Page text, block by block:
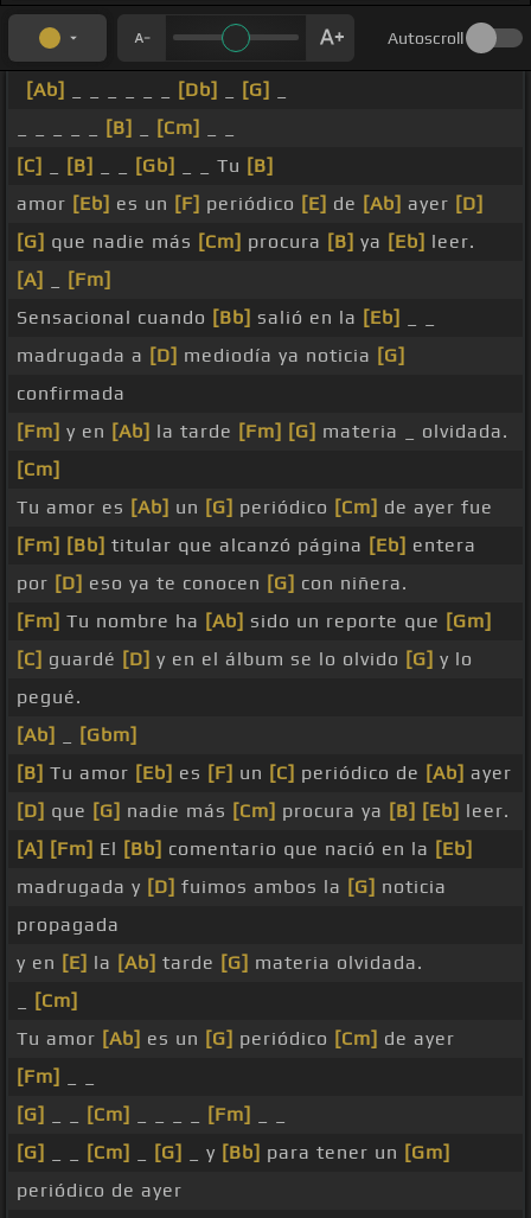
Autoscroll
[Ab] [Db] [G]
[B] [Cm]
[C]
[B] [Gb] _ _ Tu [B]
amor [Eb] es un [F] periódico [E] de [Ab] ayer [D]
[G] que nadie más [Cm] procura [B] ya [Eb] leer.
[A]
[Fm]
Sensacional cuando [Bb] salió en la [Eb]
madrugada a [D] mediodía ya noticia [G]
confirmada
[Fm] y en [Ab] la tarde [Fm] [G] materia _ olvidada.
[Cm]
Tu amor es [Ab] un [G] periódico [Cm] de ayer fue
[Fm] [Bb] titular que alcanzó página [Eb] entera
por [D] eso ya te conocen [G] con niñera.
[Fm] Tu nombre ha [Ab] sido un reporte que [Gm]
[C] guardé [D] y en el álbum se lo olvido [G] y lo
pegué.
[Ab]
[Gbm]
[B] Tu amor [Eb] es [F] un [C] periódico de [Ab] ayer
[D] que [G] nadie más [Cm] procura ya [B] [Eb] leer.
[A] [Fm] El [Bb] comentario que nació en la [Eb]
madrugada y [D] fuimos ambos la [G] noticia
propagada
y en [E] la [Ab] tarde [G] materia olvidada.
[Cm]
Tu amor [Ab] es un [G] periódico [Cm] de ayer
[Fm]
[G]
[Cm] [Fm]
[G]
[Cm] [G] _ y [Bb] para tener un [Gm]
periódico de ayer